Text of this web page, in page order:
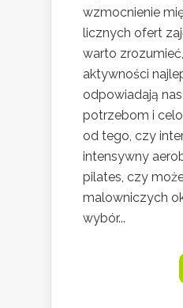
wzmocnienie
licznych ofert
warto
aktywności
odpowiadają
potrzebom i
od tego, czy
intensywny
pilates, czy
malowniczych
wybór...